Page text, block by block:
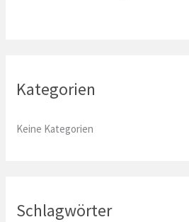
h
Kategorien
Keine Kategorien
Schlagwörter